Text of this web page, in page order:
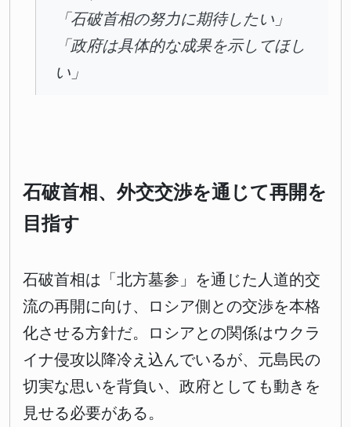
「石破首相の努力に期待したい」
「政府は具体的な成果を示してほし
い」
石破首相、外交交渉を通じて再開を
目指す
石破首相は「北方墓参」を通じた人道的交
流の再開に向け、ロシア側との交渉を本格
化させる方針だ。ロシアとの関係はウクラ
イナ侵攻以降冷え込んでいるが、元島民の
切実な思いを背負い、政府としても動きを
見せる必要がある。